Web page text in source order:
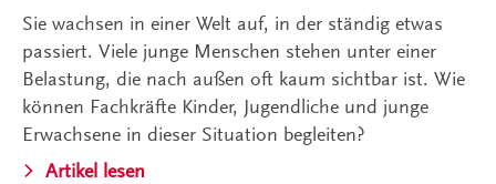
Sie wachsen in einer Welt auf, in der ständig etwas
passiert. Viele junge Menschen stehen unter einer
Belastung, die nach außen oft kaum sichtbar ist. Wie
können Fachkräfte Kinder, Jugendliche und junge
Erwachsene in dieser Situation begleiten?
Artikel lesen